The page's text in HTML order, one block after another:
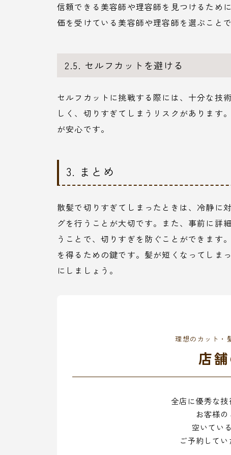
信頼できる美容師や理容師を見つけるため
価を受けている美容師や理容師を選ぶこと
2.5. セルフカットを避ける
セルフカットに挑戦する際には、十分な技
しく、切りすぎてしまうリスクがあります
が安心です。
3. まとめ
散髪で切りすぎてしまったときは、冷静に
グを行うことが大切です。また、事前に詳
うことで、切りすぎを防ぐことができます
を得るための鍵です。髪が短くなってしま
にしましょう。
理想のカット・
店
全店に優秀な技
お客様
空いてい
ご予約してい